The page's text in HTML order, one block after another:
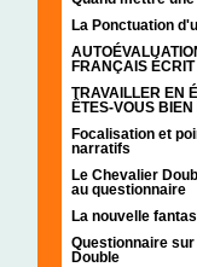
La Ponctuation
FRANÇAIS ÉCRIT
TRAVAILLER EN
ÊTES-VOUS
Focalisation et
narratifs
Le Chevalier
au questionnaire
La nouvelle
Questionnaire
Double